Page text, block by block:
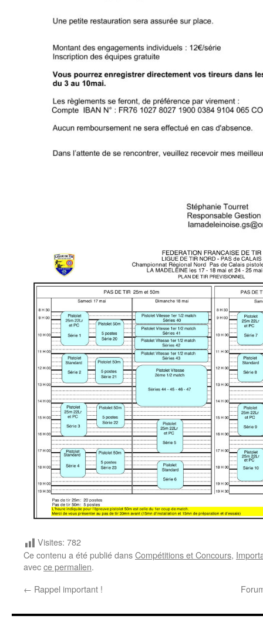
Visites: 782
Ce contenu a été publié dansCompétitions et Concours,
avecce permalien.
← Rappel important !